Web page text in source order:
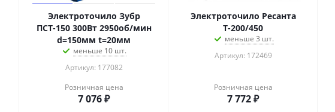
Электроточило Зубр
ПСТ-150 300Вт 2950об/мин
d=150мм t=20мм
меньше 10 шт.
Артикул: 177082
Розничная цена
7 076₽
Электроточило Ресанта
Т-200/450
меньше 3 шт.
Артикул: 172469
Розничная цена
7 772₽